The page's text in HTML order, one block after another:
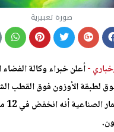
صورة تعبيرية
-أعلن خبراء وكالة
لطبقة الأوزون فوق القطب
.